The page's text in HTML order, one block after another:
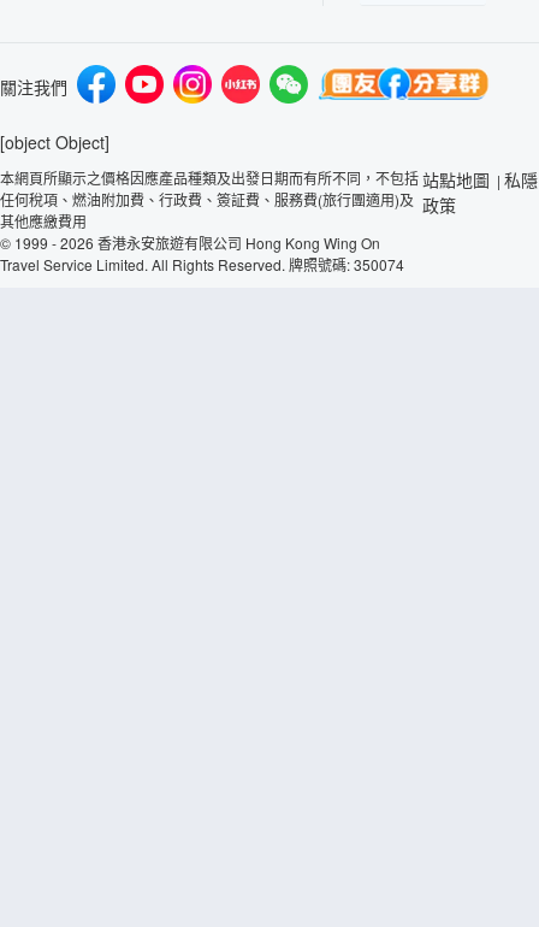
關注我們
[object Object]
本網頁所顯示之價格因應產品種類及出發日期而有所不同，不包括
任何稅項、燃油附加費、行政費、簽証費、服務費(旅行團適用)及
其他應繳費用
© 1999 - 2026 香港永安旅遊有限公司 Hong Kong Wing On
Travel Service Limited. All Rights Reserved. 牌照號碼: 350074
站點地圖 | 私隱
政策